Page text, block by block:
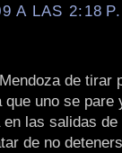
A LAS 2:18
de tirar
uno se pare
las salidas
de no